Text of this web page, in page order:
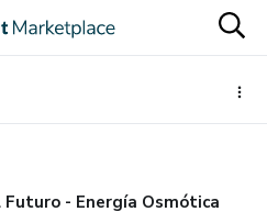
Futuro - Energía Osmótica